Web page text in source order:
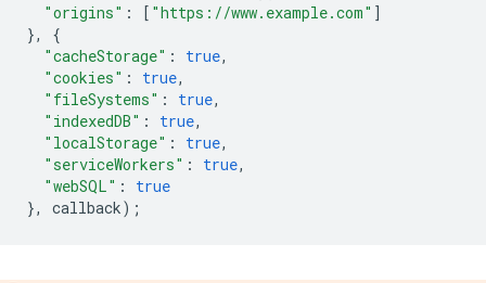
"origins" : [ "https://www.example.com" ]
},
{
"cacheStorage" : true,
"cookies" : true,
"fileSystems" : true,
"indexedDB" : true,
"localStorage" : true,
"serviceWorkers" : true,
"webSQL" :
true
},
callback);